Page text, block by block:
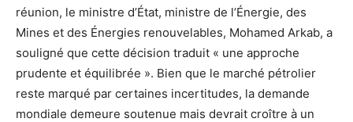
réunion, le ministre d’État, ministre de l’Énergie, des
Mines et des Énergies renouvelables, Mohamed Arkab, a
souligné que cette décision traduit « une approche
prudente et équilibrée ». Bien que le marché pétrolier
reste marqué par certaines incertitudes, la demande
mondiale demeure soutenue mais devrait croître à un